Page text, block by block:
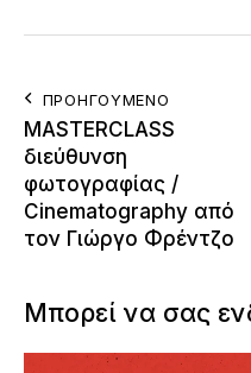
ΠΡΟΗΓΟΎΜΕΝΟ
MASTERCLASS
διεύθυνση
φωτογραφίας /
Cinematography από
τον Γιώργο Φρέντζο
Μπορεί να σας